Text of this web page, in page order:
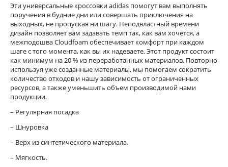
Эти универсальные кроссовки adidas помогут вам выполнять
поручения в будние дни или совершать приключения на
выходных, не пропуская ни шагу. Неподвластный времени
дизайн позволяет вам задавать темп так, как вам хочется, а
межподошва Cloudfoam обеспечивает комфорт при каждом
шаге с того момента, как вы их надеваете. Этот продукт состоит
как минимум на 20 % из переработанных материалов. Повторно
используя уже созданные материалы, мы помогаем сократить
количество отходов и нашу зависимость от ограниченных
ресурсов, а также уменьшить объем производимой нами
продукции.
– Регулярная посадка
– Шнуровка
– Верх из синтетического материала.
– Мягкость.